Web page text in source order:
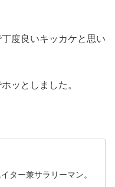
度良いキッカケと思い
ッとしました。
ター兼サラリーマン。